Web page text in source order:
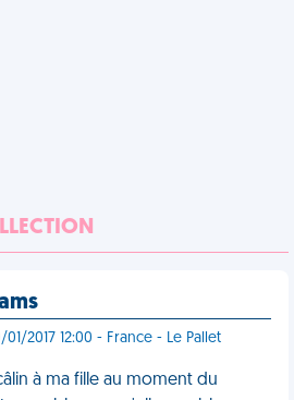
01/2017 12:00 - France - Le Pallet
à ma fille au moment du